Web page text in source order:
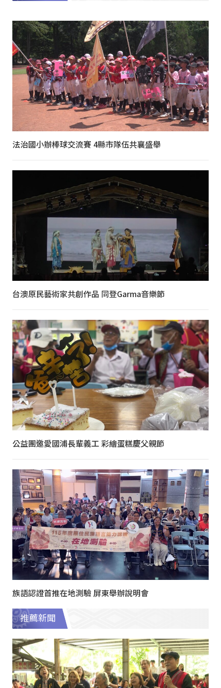
法治國小辦棒球交流賽 4縣市隊伍共襄盛舉
台澳原民藝術家共創作品 同登Garma音樂節
公益團邀愛國浦長輩義工 彩繪蛋糕慶父親節
族語認證首推在地測驗 屏東舉辦說明會
推薦新聞